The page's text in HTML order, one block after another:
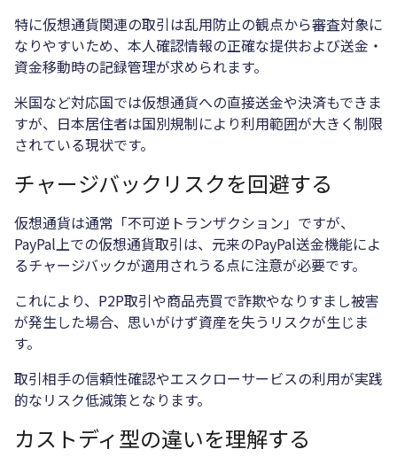
特に仮想通貨関連の取引は乱用防止の観点から審査対象に
なりやすいため、本人確認情報の正確な提供および送金・
資金移動時の記録管理が求められます。
米国など対応国では仮想通貨への直接送金や決済もできま
すが、日本居住者は国別規制により利用範囲が大きく制限
されている現状です。
チャージバックリスクを回避する
仮想通貨は通常「不可逆トランザクション」ですが、
PayPal上での仮想通貨取引は、元来のPayPal送金機能によ
るチャージバックが適用されうる点に注意が必要です。
これにより、P2P取引や商品売買で詐欺やなりすまし被害
が発生した場合、思いがけず資産を失うリスクが生じま
す。
取引相手の信頼性確認やエスクローサービスの利用が実践
的なリスク低減策となります。
カストディ型の違いを理解する